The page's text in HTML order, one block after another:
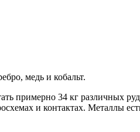
медь и кобальт.
примерно 34 кг различных
и контактах. Металлы